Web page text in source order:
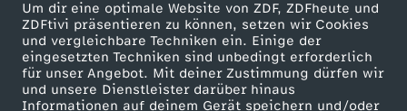
Um dir eine optimale Website von ZDF, ZDFheute und
ZDFtivi präsentieren zu können, setzen wir Cookies
und vergleichbare Techniken ein. Einige der
eingesetzten Techniken sind unbedingt erforderlich
für unser Angebot. Mit deiner Zustimmung dürfen wir
und unsere Dienstleister darüber hinaus
Informationen auf deinem Gerät speichern und/oder
s
t
Mehr ZDF Service